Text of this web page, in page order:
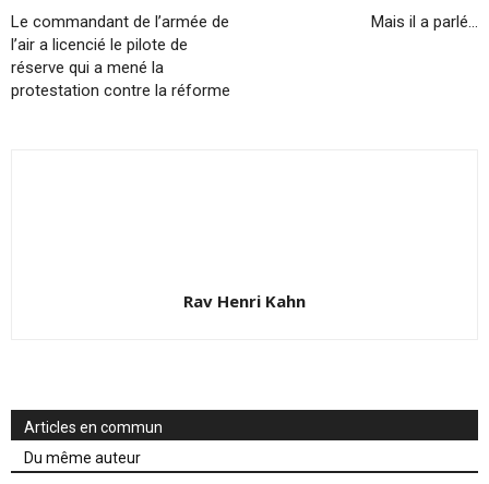
Le commandant de l’armée de
l’air a licencié le pilote de
réserve qui a mené la
protestation contre la réforme
Mais il a parlé…
Rav Henri Kahn
Articles en commun
Du même auteur